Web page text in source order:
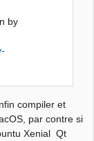
by
compiler et
par contre si
Xenial Qt